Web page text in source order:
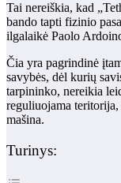
Tai nereiškia, kad
bando tapti fizinio
ilgalaikė Paolo
Čia yra pagrindinė
savybės, dėl kurių
tarpininko, nereikia
reguliuojama
mašina.
Turinys: